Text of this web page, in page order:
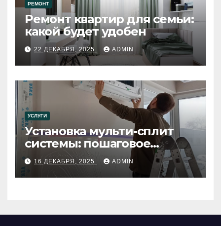
РЕМОНТ
Ремонт квартир для семьи:
какой будет удобен
22 ДЕКАБРЯ, 2025 ADMIN
УСЛУГИ
Установка мульти-сплит
системы: пошаговое
руководство
16 ДЕКАБРЯ, 2025 ADMIN